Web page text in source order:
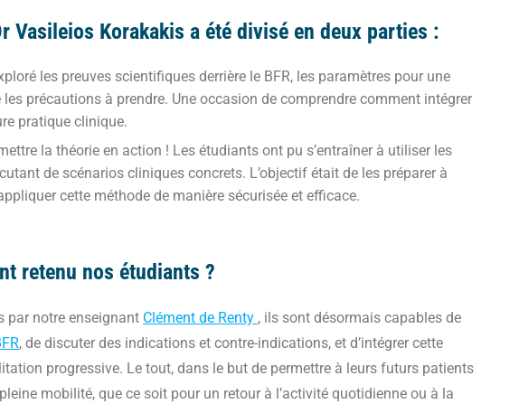
Vasileios Korakakis a été divisé en deux parties :
les preuves scientifiques derrière le BFR, les paramètres pour une
précautions à prendre. Une occasion de comprendre comment intégrer
pratique clinique.
la théorie en action ! Les étudiants ont pu s’entraîner à utiliser les
de scénarios cliniques concrets. L’objectif était de les préparer à
cette méthode de manière sécurisée et efficace.
retenu nos étudiants ?
par notre enseignant Clément de Renty , ils sont désormais capables de
, de discuter des indications et contre-indications, et d’intégrer cette
progressive. Le tout, dans le but de permettre à leurs futurs patients
mobilité, que ce soit pour un retour à l’activité quotidienne ou à la